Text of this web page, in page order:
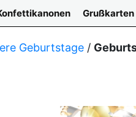
Grußkarten
Geburtstage /